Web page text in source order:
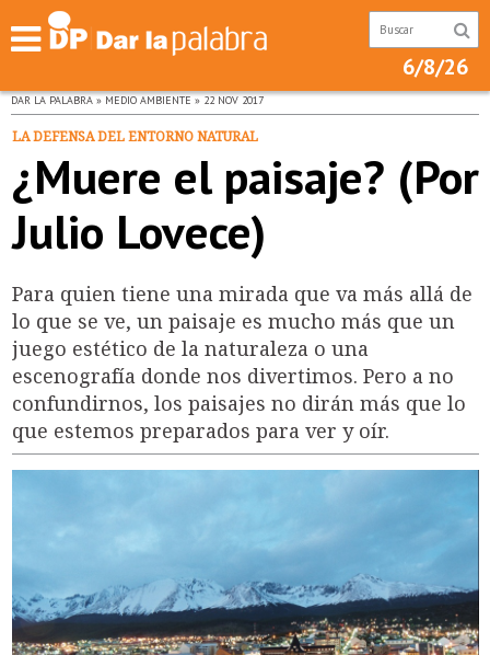
6/8/26
DAR LA PALABRA » MEDIO AMBIENTE » 22 NOV 2017
LA DEFENSA DEL ENTORNO NATURAL
¿Muere el paisaje? (Por
Julio Lovece)
Para quien tiene una mirada que va más allá de
lo que se ve, un paisaje es mucho más que un
juego estético de la naturaleza o una
escenografía donde nos divertimos. Pero a no
confundirnos, los paisajes no dirán más que lo
que estemos preparados para ver y oír.